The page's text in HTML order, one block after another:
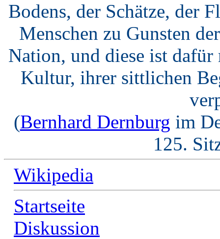
Bodens, der Schätze, der
Menschen zu Gunsten
Nation, und diese ist dafür
Kultur, ihrer sittlichen
(Bernhard Dernburg im
125.
Wikipedia
Startseite
Diskussion